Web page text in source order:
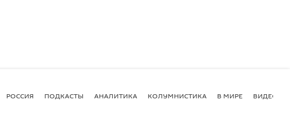
РОССИЯ ПОДКАСТЫ АНАЛИТИКА КОЛУМНИСТИКА В МИРЕ ВИДЕО